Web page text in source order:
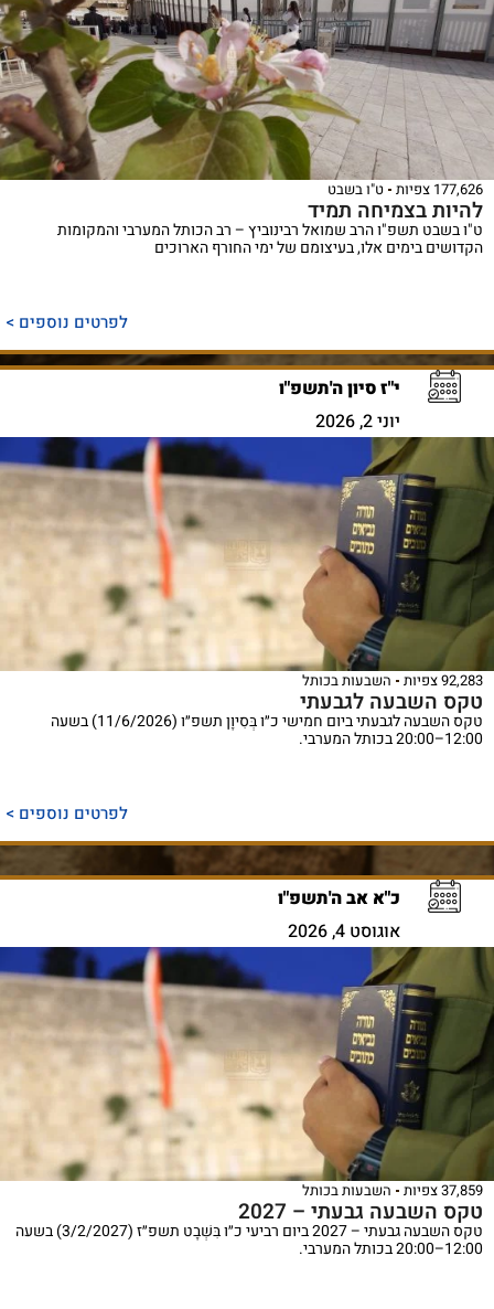
177,626 צפיות ט"ו בשבט
להיות בצמיחה תמיד
ט"ו בשבט תשפ"ו הרב שמואל רבינוביץ – רב הכותל המערבי והמקומות
הקדושים בימים אלו, בעיצומם של ימי החורף הארוכים
לפרטים נוספים >
י"ז סיון ה'תשפ"ו
יוני 2, 2026
92,283 צפיות השבעות בכותל
טקס השבעה לגבעתי
טקס השבעה לגבעתי ביום חמישי כ״ו בְּסִיוָן תשפ״ו (11/6/2026) בשעה
12:00–20:00 בכותל המערבי.
לפרטים נוספים >
כ"א אב ה'תשפ"ו
אוגוסט 4, 2026
37,859 צפיות השבעות בכותל
טקס השבעה גבעתי – 2027
טקס השבעה גבעתי – 2027 ביום רביעי כ״ו בִּשְׁבָט תשפ״ז (3/2/2027) בשעה
12:00–20:00 בכותל המערבי.